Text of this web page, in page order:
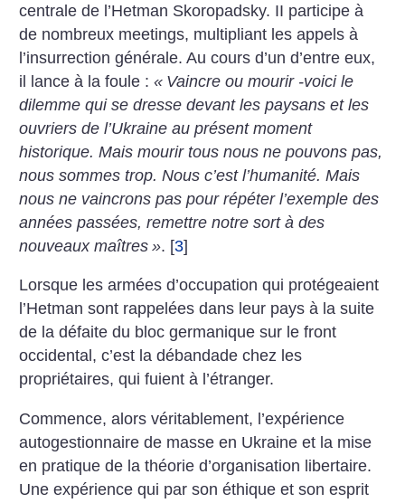
centrale de l’Hetman Skoropadsky. II participe à
de nombreux meetings, multipliant les appels à
l’insurrection générale. Au cours d’un d’entre eux,
il lance à la foule :« Vaincre ou mourir -voici le
dilemme qui se dresse devant les paysans et les
ouvriers de l’Ukraine au présent moment
historique. Mais mourir tous nous ne pouvons pas,
nous sommes trop. Nous c’est l’humanité. Mais
nous ne vaincrons pas pour répéter l’exemple des
années passées, remettre notre sort à des
nouveaux maîtres ». [3]
Lorsque les armées d’occupation qui protégeaient
l’Hetman sont rappelées dans leur pays à la suite
de la défaite du bloc germanique sur le front
occidental, c’est la débandade chez les
propriétaires, qui fuient à l’étranger.
Commence, alors véritablement, l’expérience
autogestionnaire de masse en Ukraine et la mise
en pratique de la théorie d’organisation libertaire.
Une expérience qui par son éthique et son esprit